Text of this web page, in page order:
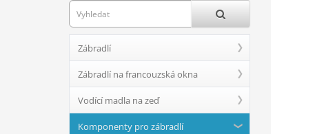
Zábradlí
Zábradlí na francouzská okna
Vodící madla na zeď
Komponenty pro zábradlí